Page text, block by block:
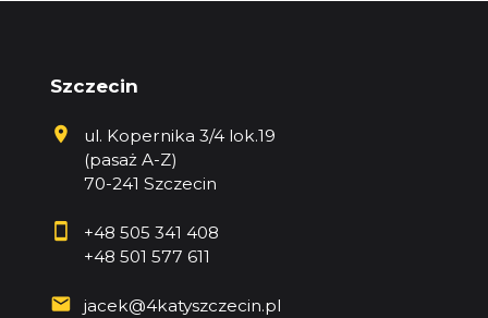
Szczecin
ul. Kopernika 3/4 lok.19
(pasaż A-Z)
70-241 Szczecin
+48 505 341 408
+48 501 577 611
jacek@4katyszczecin.pl